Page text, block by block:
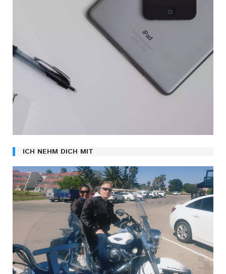
ICH NEHM DICH MIT